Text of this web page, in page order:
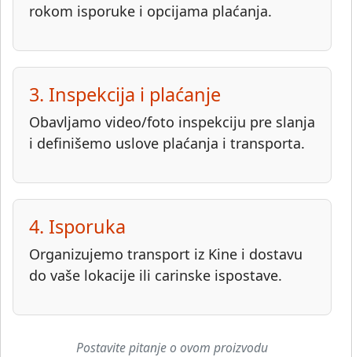
rokom isporuke i opcijama plaćanja.
3. Inspekcija i plaćanje
Obavljamo video/foto inspekciju pre slanja
i definišemo uslove plaćanja i transporta.
4. Isporuka
Organizujemo transport iz Kine i dostavu
do vaše lokacije ili carinske ispostave.
Postavite pitanje o ovom proizvodu